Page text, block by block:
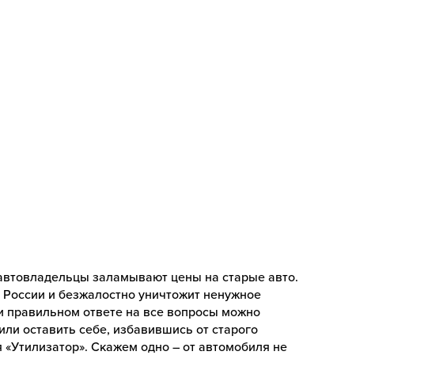
заламывают цены на старые авто.
и безжалостно уничтожит ненужное
правильном ответе на все вопросы можно
оставить себе, избавившись от старого
«Утилизатор». Скажем одно – от автомобиля не